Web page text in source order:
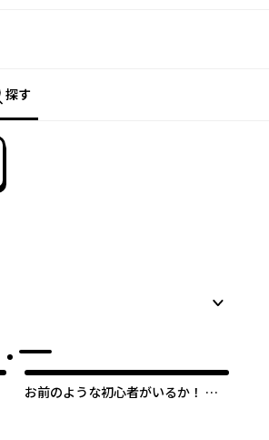
探す
お前のような初心者がいるか！ 不